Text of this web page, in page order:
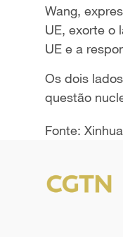
Wang,
UE, exorte o
UE e a
Os dois
questão
Fonte: Xinhua